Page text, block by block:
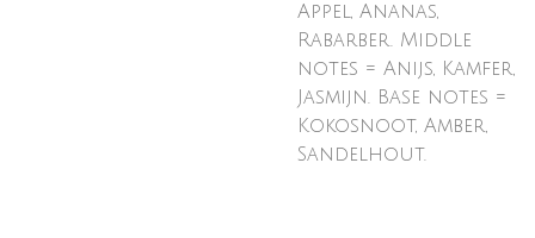
Appel, Ananas,
Rabarber. Middle
notes = Anijs, Kamfer,
Jasmijn. Base notes =
Kokosnoot, Amber,
Sandelhout.